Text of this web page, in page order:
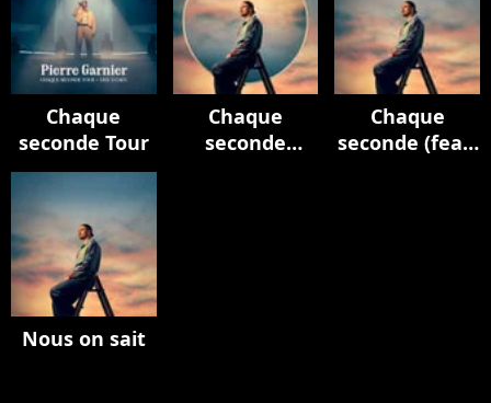
Chaque
seconde Tour
Chaque
seconde
Chaque
seconde (feat.
Nous on sait